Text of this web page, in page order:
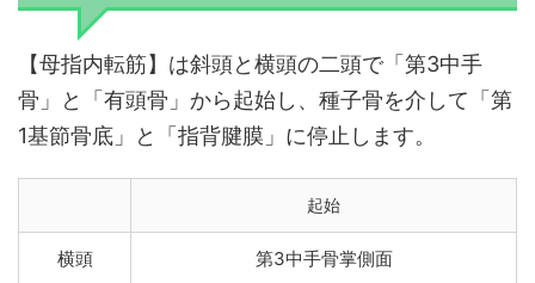
【母指内転筋】は斜頭と横頭の二頭で「第3中手
骨」と「有頭骨」から起始し、種子骨を介して「第
1基節骨底」と「指背腱膜」に停止します。
起始
横頭 第3中手骨掌側面